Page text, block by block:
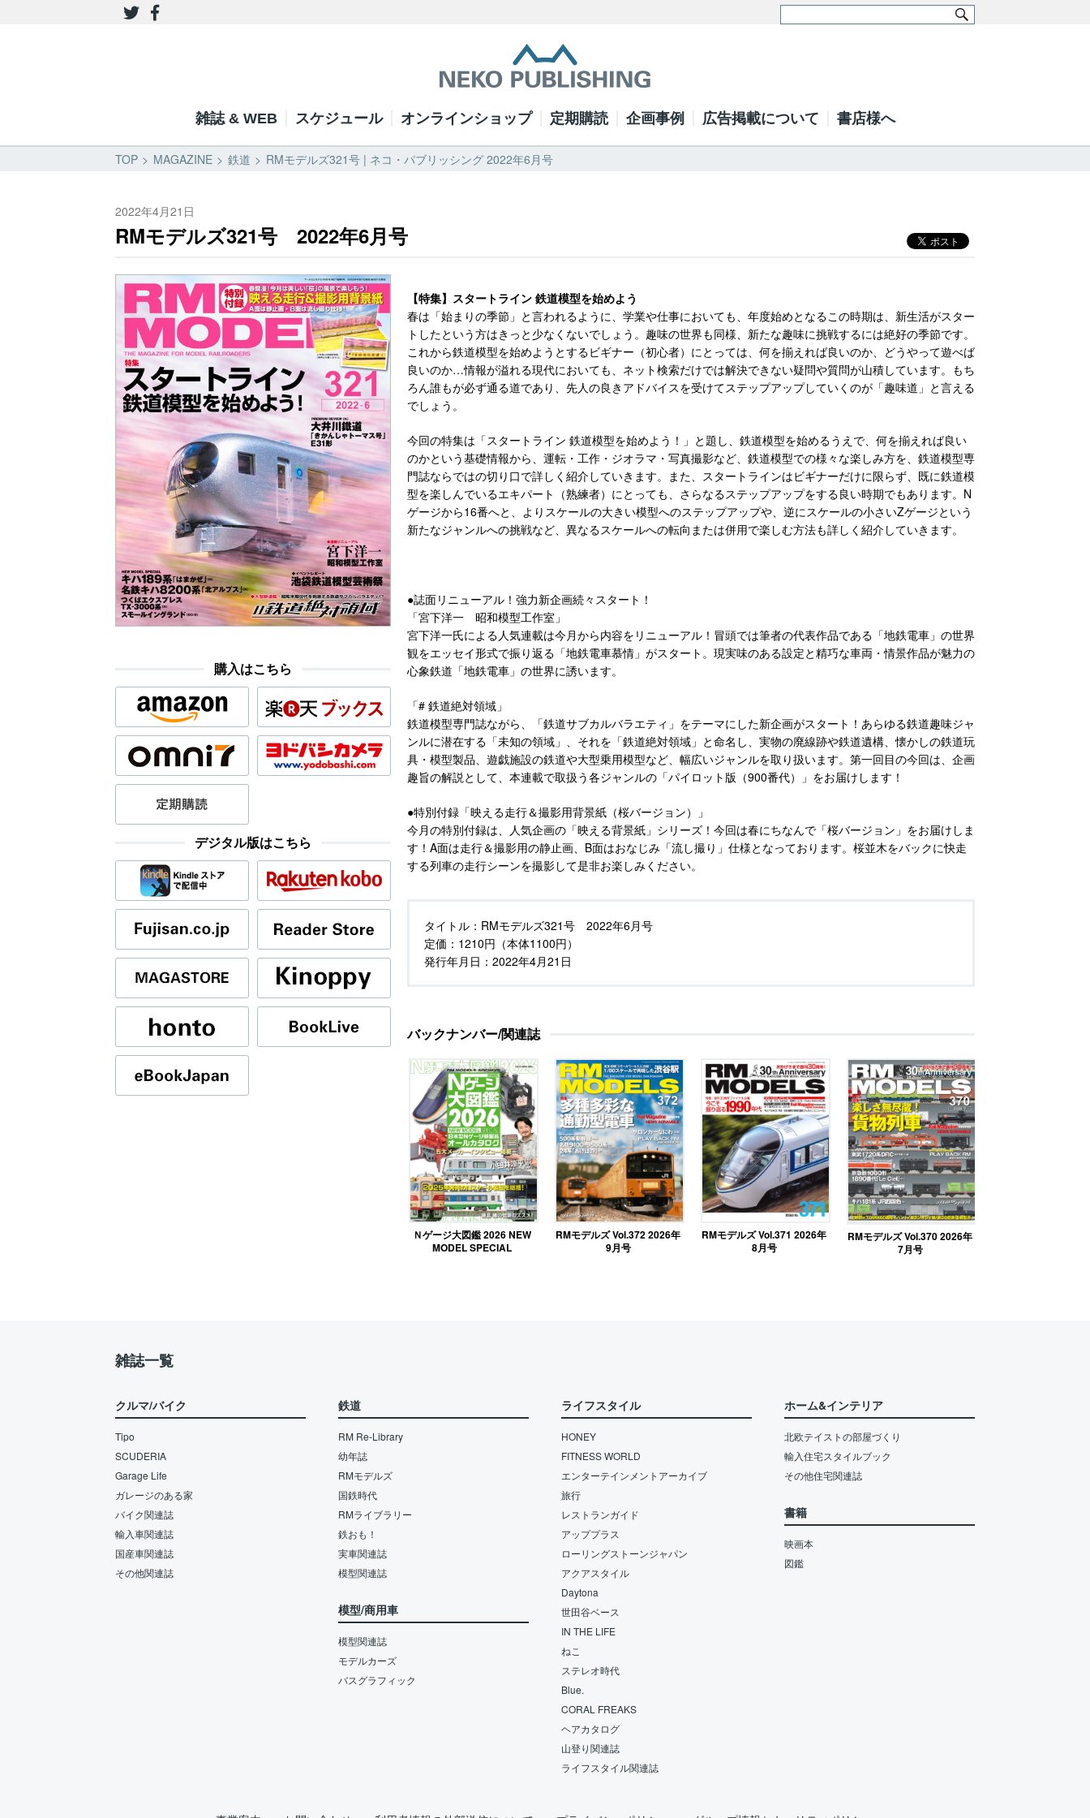
雑誌 & WEB スケジュール オンラインショップ 定期購読 企画事例 広告掲載について 書店様へ
TOP MAGAZINE 鉄道 RMモデルズ321号 | ネコ・パブリッシング 2022年6月号
2022年4月21日
RMモデルズ321号 2022年6月号
購入はこちら
デジタル版はこちら
【特集】スタートライン 鉄道模型を始めよう
春は「始まりの季節」と言われるように、学業や仕事においても、年度始めとなるこの時期は、新生活がスター
トしたという方はきっと少なくないでしょう。趣味の世界も同様、新たな趣味に挑戦するには絶好の季節です。
これから鉄道模型を始めようとするビギナー（初心者）にとっては、何を揃えれば良いのか、どうやって遊べば
良いのか…情報が溢れる現代においても、ネット検索だけでは解決できない疑問や質問が山積しています。もち
ろん誰もが必ず通る道であり、先人の良きアドバイスを受けてステップアップしていくのが「趣味道」と言える
でしょう。
今回の特集は「スタートライン 鉄道模型を始めよう！」と題し、鉄道模型を始めるうえで、何を揃えれば良い
のかという基礎情報から、運転・工作・ジオラマ・写真撮影など、鉄道模型での様々な楽しみ方を、鉄道模型専
門誌ならではの切り口で詳しく紹介していきます。また、スタートラインはビギナーだけに限らず、既に鉄道模
型を楽しんでいるエキパート（熟練者）にとっても、さらなるステップアップをする良い時期でもあります。N
ゲージから16番へと、よりスケールの大きい模型へのステップアップや、逆にスケールの小さいZゲージという
新たなジャンルへの挑戦など、異なるスケールへの転向または併用で楽しむ方法も詳しく紹介していきます。
●誌面リニューアル！強力新企画続々スタート！
「宮下洋一 昭和模型工作室」
宮下洋一氏による人気連載は今月から内容をリニューアル！冒頭では筆者の代表作品である「地鉄電車」の世界
観をエッセイ形式で振り返る「地鉄電車慕情」がスタート。現実味のある設定と精巧な車両・情景作品が魅力の
心象鉄道「地鉄電車」の世界に誘います。
「# 鉄道絶対領域」
鉄道模型専門誌ながら、「鉄道サブカルバラエティ」をテーマにした新企画がスタート！あらゆる鉄道趣味ジャ
ンルに潜在する「未知の領域」、それを「鉄道絶対領域」と命名し、実物の廃線跡や鉄道遺構、懐かしの鉄道玩
具・模型製品、遊戯施設の鉄道や大型乗用模型など、幅広いジャンルを取り扱います。第一回目の今回は、企画
趣旨の解説として、本連載で取扱う各ジャンルの「パイロット版（900番代）」をお届けします！
●特別付録「映える走行＆撮影用背景紙（桜バージョン）」
今月の特別付録は、人気企画の「映える背景紙」シリーズ！今回は春にちなんで「桜バージョン」をお届けしま
す！A面は走行＆撮影用の静止画、B面はおなじみ「流し撮り」仕様となっております。桜並木をバックに快走
する列車の走行シーンを撮影して是非お楽しみください。
タイトル： RMモデルズ321号 2022年6月号
定価： 1210円（本体1100円）
発行年月日： 2022年4月21日
バックナンバー/関連誌
Ｎゲージ大図鑑 2026 NEW
MODEL SPECIAL
RMモデルズ Vol.372 2026年
9月号
RMモデルズ Vol.371 2026年
8月号
RMモデルズ Vol.370 2026年
7月号
雑誌一覧
クルマ/バイク
Tipo
SCUDERIA
Garage Life
ガレージのある家
バイク関連誌
輸入車関連誌
国産車関連誌
その他関連誌
鉄道
RM Re-Library
幼年誌
RMモデルズ
国鉄時代
RMライブラリー
鉄おも！
実車関連誌
模型関連誌
模型/商用車
模型関連誌
モデルカーズ
バスグラフィック
ライフスタイル
HONEY
FITNESS WORLD
エンターテインメントアーカイブ
旅行
レストランガイド
アッププラス
ローリングストーンジャパン
アクアスタイル
Daytona
世田谷ベース
IN THE LIFE
ねこ
ステレオ時代
Blue.
CORAL FREAKS
ヘアカタログ
山登り関連誌
ライフスタイル関連誌
ホーム&インテリア
北欧テイストの部屋づくり
輸入住宅スタイルブック
その他住宅関連誌
書籍
映画本
図鑑